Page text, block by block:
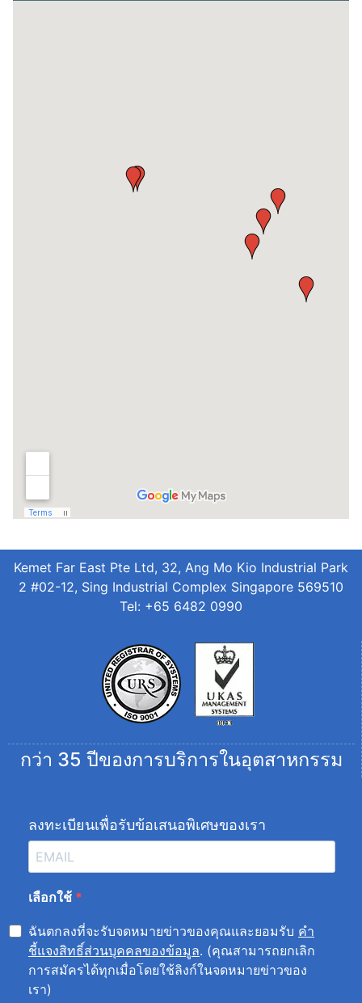
Kemet Far East Pte Ltd, 32, Ang Mo Kio Industrial Park
2 #02-12, Sing Industrial Complex Singapore 569510
Tel: +65 6482 0990
กว่า 35 ปีของการบริการในอุตสาหกรรม
ลงทะเบียนเพื่อรับข้อเสนอพิเศษของเรา
เลือกใช้
ฉันตกลงที่จะรับจดหมายข่าวของคุณและยอมรับ คำ
ชี้แจงสิทธิ์ส่วนบุคคลของข้อมูล. (คุณสามารถยกเลิก
การสมัครได้ทุกเมื่อโดยใช้ลิงก์ในจดหมายข่าวของ
เรา)